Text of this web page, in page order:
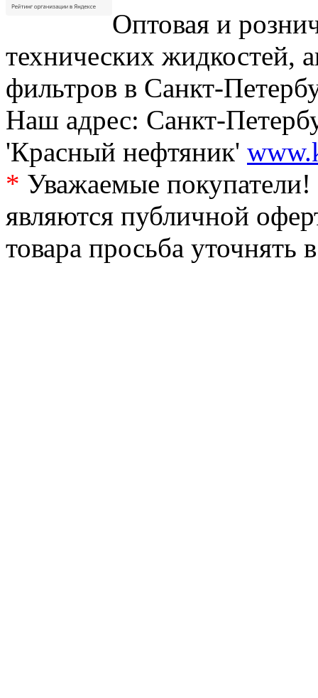
Оптовая и
технических жидкостей,
фильтров в Санкт-
Наш адрес: Санкт-
'Красный нефтяник'
* Уважаемые
являются публичной
товара просьба уточнять